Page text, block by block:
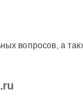
вопросов, а